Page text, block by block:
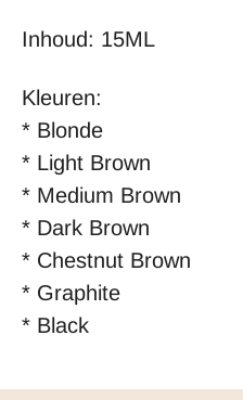
Inhoud: 15ML
Kleuren:
* Blonde
* Light Brown
* Medium Brown
* Dark Brown
* Chestnut Brown
* Graphite
* Black